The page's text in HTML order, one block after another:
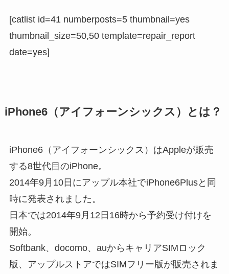
[catlist id=41 numberposts=5 thumbnail=yes
thumbnail_size=50,50 template=repair_report
date=yes]
iPhone6（アイフォーンシックス）とは？
iPhone6（アイフォーンシックス）はAppleが販売
する8世代目のiPhone。
2014年9月10日にアップル本社でiPhone6Plusと同
時に発表されました。
日本では2014年9月12日16時から予約受け付けを
開始。
Softbank、docomo、auからキャリアSIMロック
版、アップルストアではSIMフリー版が販売されま